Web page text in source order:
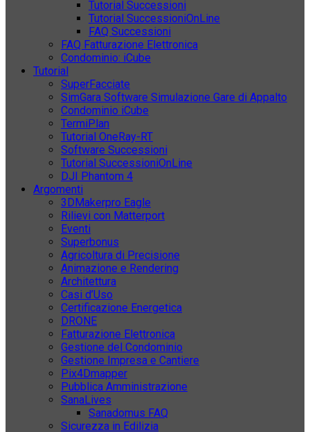
Tutorial Successioni
Tutorial SuccessioniOnLine
FAQ Successioni
FAQ Fatturazione Elettronica
Condominio: iCube
Tutorial
SuperFacciate
SimGara Software Simulazione Gare di Appalto
Condominio iCube
TermiPlan
Tutorial OneRay-RT
Software Successioni
Tutorial SuccessioniOnLine
DJI Phantom 4
Argomenti
3DMakerpro Eagle
Rilievi con Matterport
Eventi
Superbonus
Agricoltura di Precisione
Animazione e Rendering
Architettura
Casi d’Uso
Certificazione Energetica
DRONE
Fatturazione Elettronica
Gestione del Condominio
Gestione Impresa e Cantiere
Pix4Dmapper
Pubblica Amministrazione
SanaLives
Sanadomus FAQ
Sicurezza in Edilizia